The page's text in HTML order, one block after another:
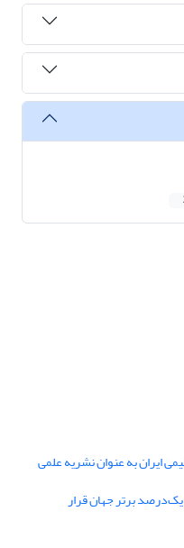
ایران به عنوان نشریه علمی
یک‌درصد برتر جهان قرار